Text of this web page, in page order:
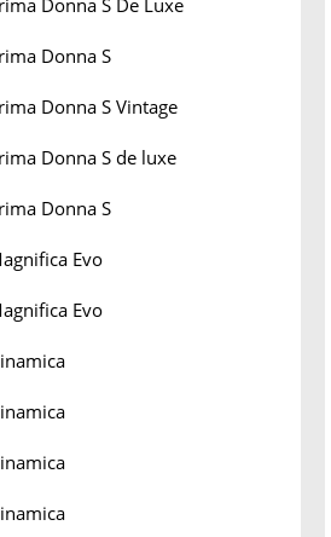
Donna S De Luxe
Donna S
Donna S Vintage
Donna S de luxe
Donna S
Evo
Evo